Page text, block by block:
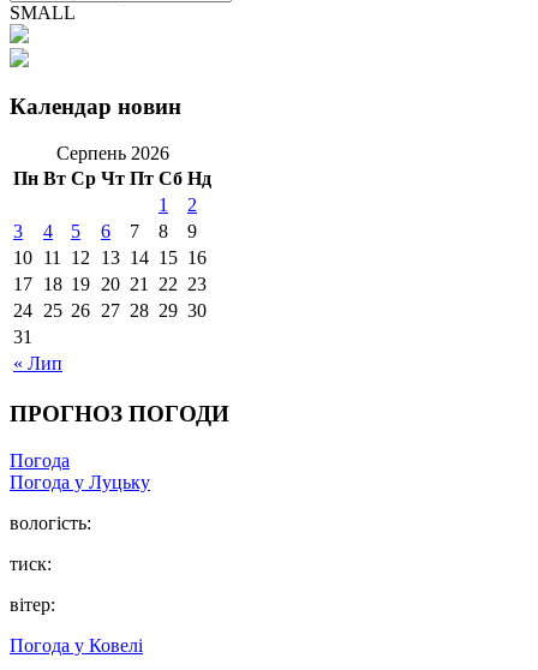
SMALL
Календар новин
Серпень 2026
Пн Вт Ср Чт Пт Сб Нд
« Лип
1
2
3
4 5 6 7 8
9
10 11 12 13 14 15 16
17 18 19 20 21 22 23
24 25 26 27 28 29 30
31
ПРОГНОЗ ПОГОДИ
Погода
Погода у Луцьку
вологість:
тиск:
вітер:
Погода у Ковелі